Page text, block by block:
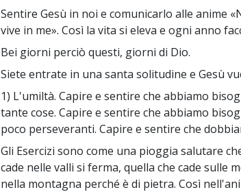
Sentire Gesù in noi e comunicarlo alle anime
vive in me». Così la vita si eleva e ogni anno
Bei giorni perciò questi, giorni di Dio.
Siete entrate in una santa solitudine e Gesù
1) L'umiltà. Capire e sentire che abbiamo
tante cose. Capire e sentire che abbiamo
poco perseveranti. Capire e sentire che
Gli Esercizi sono come una pioggia salutare
cade nelle valli si ferma, quella che cade sulle
nella montagna perché è di pietra. Così